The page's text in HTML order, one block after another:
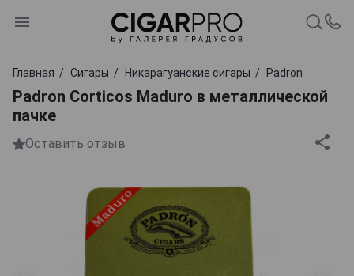
Главная Сигары Никарагуанские сигары Padron
Padron Corticos Maduro в металлической
пачке
Оставить отзыв